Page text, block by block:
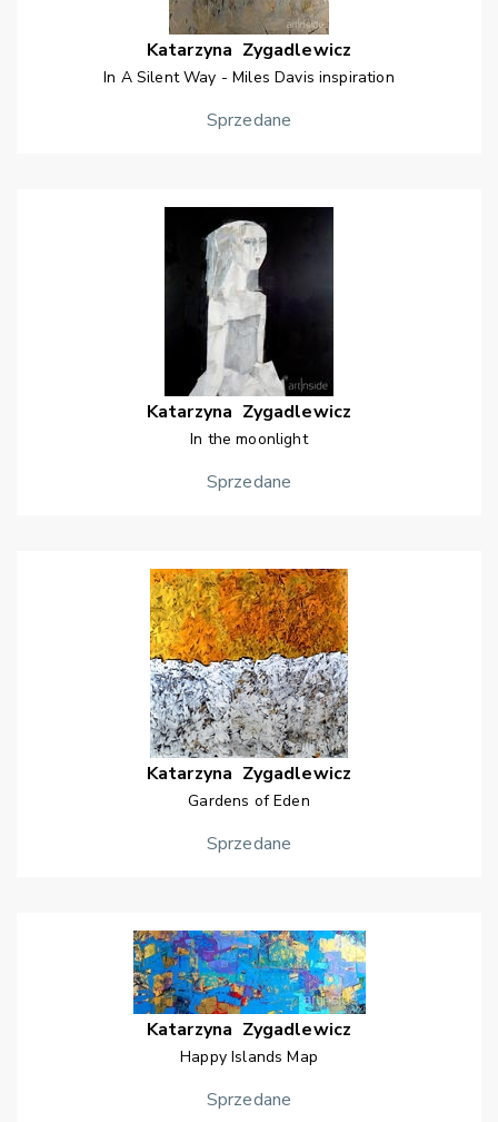
Katarzyna Zygadlewicz
In A Silent Way - Miles Davis inspiration
Sprzedane
Katarzyna Zygadlewicz
In the moonlight
Sprzedane
Katarzyna Zygadlewicz
Gardens of Eden
Sprzedane
Katarzyna Zygadlewicz
Happy Islands Map
Sprzedane